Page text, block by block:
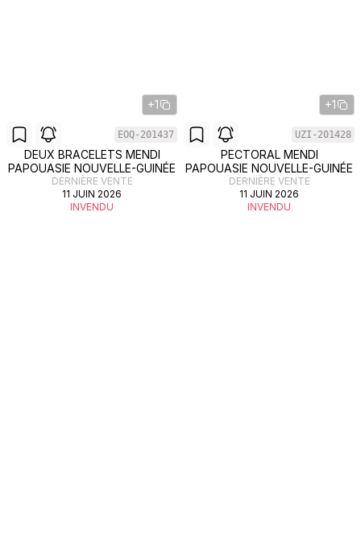
+1
EOQ-201437
DEUX BRACELETS MENDI
PAPOUASIE NOUVELLE-GUINÉE
DERNIÈRE VENTE
11 JUIN 2026
INVENDU
+1
UZI-201428
PECTORAL MENDI
PAPOUASIE NOUVELLE-GUINÉE
DERNIÈRE VENTE
11 JUIN 2026
INVENDU